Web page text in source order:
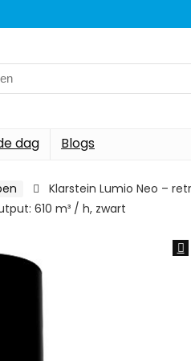
dag Blogs
Klarstein Lumio Neo –
610 m³ / h, zwart